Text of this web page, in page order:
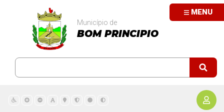
MENU
Município de
BOM PRINCIPIO